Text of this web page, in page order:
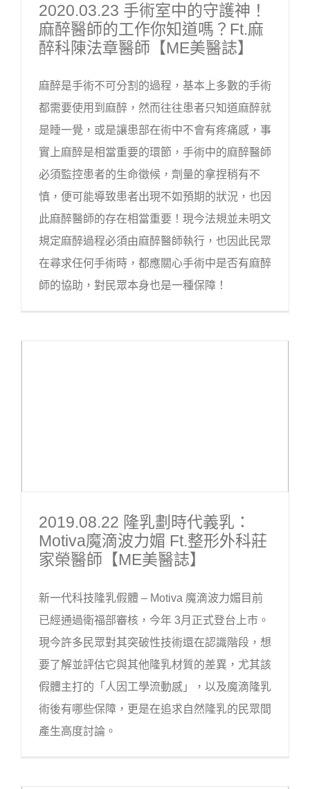
2020.03.23 手術室中的守護神！
麻醉醫師的工作你知道嗎？ft.麻
醉科陳法章醫師【ME美醫誌】
麻醉是手術不可分割的過程，基本上多數的手術
都需要使用到麻醉，然而往往患者只知道麻醉就
是睡一覺，或是讓患部在術中不會有疼痛感，事
實上麻醉是相當重要的環節，手術中的麻醉醫師
必須監控患者的生命徵候，劑量的拿捏稍有不
慎，便可能導致患者出現不如預期的狀況，也因
此麻醉醫師的存在相當重要！現今法規並未明文
規定麻醉過程必須由麻醉醫師執行，也因此民眾
在尋求任何手術時，都應關心手術中是否有麻醉
師的協助，對民眾本身也是一種保障！
2019.08.22 隆乳劃時代義乳：
Motiva魔滴波力媚 Ft.整形外科莊
家榮醫師【ME美醫誌】
新一代科技隆乳假體 – Motiva 魔滴波力媚目前
已經通過衛福部審核，今年 3月正式登台上市。
現今許多民眾對其突破性技術還在認識階段，想
要了解並評估它與其他隆乳材質的差異，尤其該
假體主打的「人因工學流動感」，以及魔滴隆乳
術後有哪些保障，更是在追求自然隆乳的民眾間
產生高度討論。